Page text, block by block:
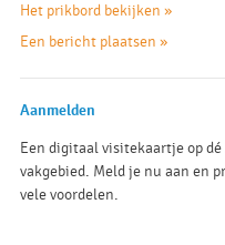
Het prikbord bekijken »
Een bericht plaatsen »
Aanmelden
Een digitaal visitekaartje op
vakgebied. Meld je nu aan en
vele voordelen.